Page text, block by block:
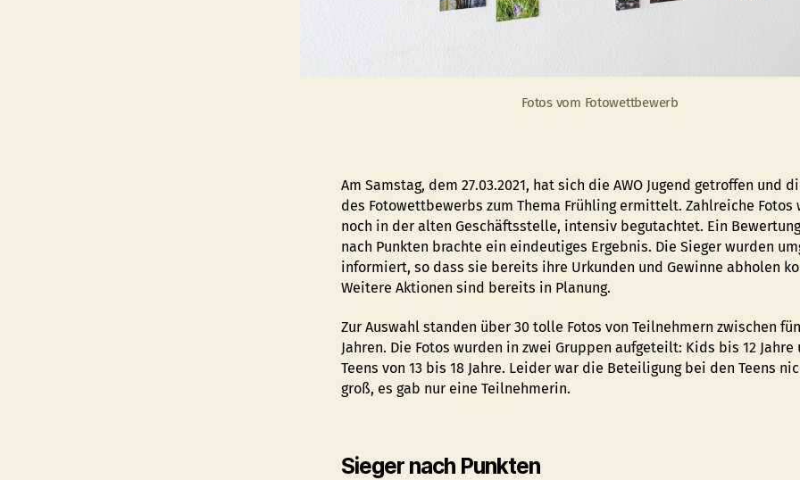
Fotos vom Fotowettbewerb
Am Samstag, dem 27.03.2021, hat sich die AWO Jugend getroffen und
des Fotowettbewerbs zum Thema Frühling ermittelt. Zahlreiche Fotos
noch in der alten Geschäftsstelle, intensiv begutachtet. Ein
nach Punkten brachte ein eindeutiges Ergebnis. Die Sieger wurden
informiert, so dass sie bereits ihre Urkunden und Gewinne abholen
Weitere Aktionen sind bereits in Planung.
Zur Auswahl standen über 30 tolle Fotos von Teilnehmern zwischen
Jahren. Die Fotos wurden in zwei Gruppen aufgeteilt: Kids bis 12 Jahre
Teens von 13 bis 18 Jahre. Leider war die Beteiligung bei den Teens
groß, es gab nur eine Teilnehmerin.
Sieger nach Punkten